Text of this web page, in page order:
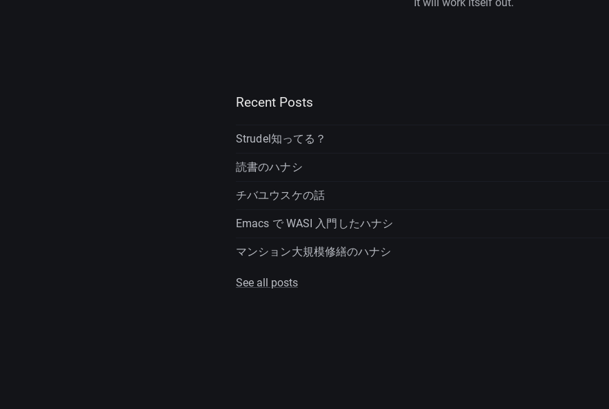
Recent Posts
Strudel知ってる？
読書のハナシ
チバユウスケの話
Emacs で WASI 入門したハナシ
マンション大規模修繕のハナシ
See all posts